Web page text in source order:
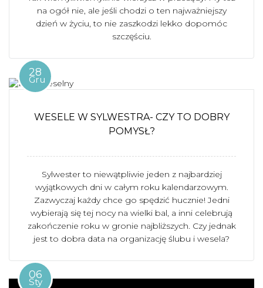
na ogół nie, ale jeśli chodzi o ten najważniejszy
dzień w życiu, to nie zaszkodzi lekko dopomóc
szczęściu.
28
Gru
WESELE W SYLWESTRA- CZY TO DOBRY
POMYSŁ?
Sylwester to niewątpliwie jeden z najbardziej
wyjątkowych dni w całym roku kalendarzowym.
Zazwyczaj każdy chce go spędzić hucznie! Jedni
wybierają się tej nocy na wielki bal, a inni celebrują
zakończenie roku w gronie najbliższych. Czy jednak
jest to dobra data na organizację ślubu i wesela?
06
Sty